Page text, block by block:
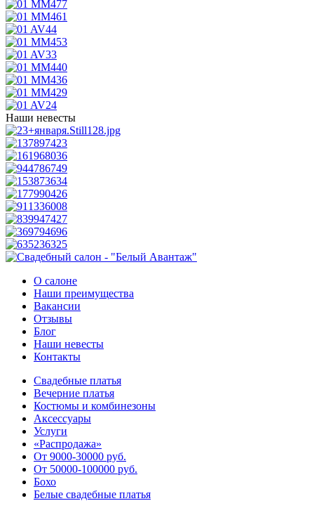
Наши невесты
О салоне
Наши преимущества
Вакансии
Отзывы
Блог
Наши невесты
Контакты
Свадебные платья
Вечерние платья
Костюмы и комбинезоны
Аксессуары
Услуги
«Распродажа»
От 9000-30000 руб.
От 50000-100000 руб.
Бохо
Белые свадебные платья